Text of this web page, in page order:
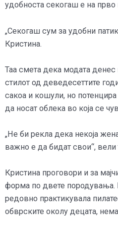
удобноста секогаш е на прво
„Секогаш сум за удобни
Кристина.
Таа смета дека модата
стилот од деведесеттите
сакоа и кошули, но
да носат облека во која се
„Не би рекла дека некоја
важно е да бидат свои“, вели
Кристина проговори и за
форма по двете породувања.
редовно практикувала
обврските околу децата,